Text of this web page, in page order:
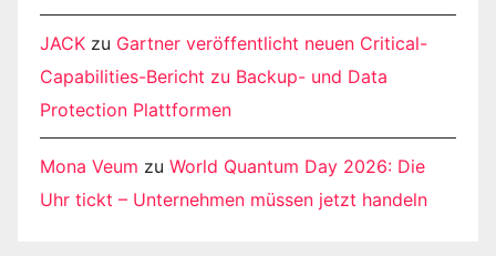
JACK zu Gartner veröffentlicht neuen Critical-
Capabilities-Bericht zu Backup- und Data
Protection Plattformen
Mona Veum zu World Quantum Day 2026: Die
Uhr tickt – Unternehmen müssen jetzt handeln